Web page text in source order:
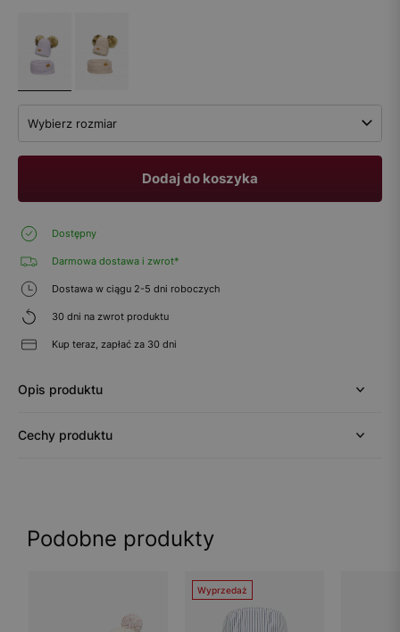
Wybierz rozmiar
Dodaj do koszyka
Dostępny
Darmowa dostawa i zwrot*
Dostawa w ciągu 2-5 dni roboczych
30 dni na zwrot produktu
Kup teraz, zapłać za 30 dni
Opis produktu
Cechy produktu
Podobne produkty
Wyprzedaż